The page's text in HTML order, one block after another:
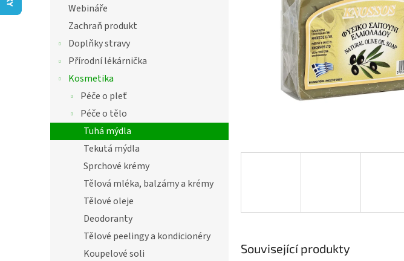
Webináře
Zachraň produkt
Doplňky stravy
Přírodní lékárnička
Kosmetika
Péče o pleť
Péče o tělo
Tuhá mýdla
Tekutá mýdla
Sprchové krémy
Tělová mléka, balzámy a krémy
Tělové oleje
Deodoranty
Tělové peelingy a kondicionéry
Koupelové soli
Související produkty